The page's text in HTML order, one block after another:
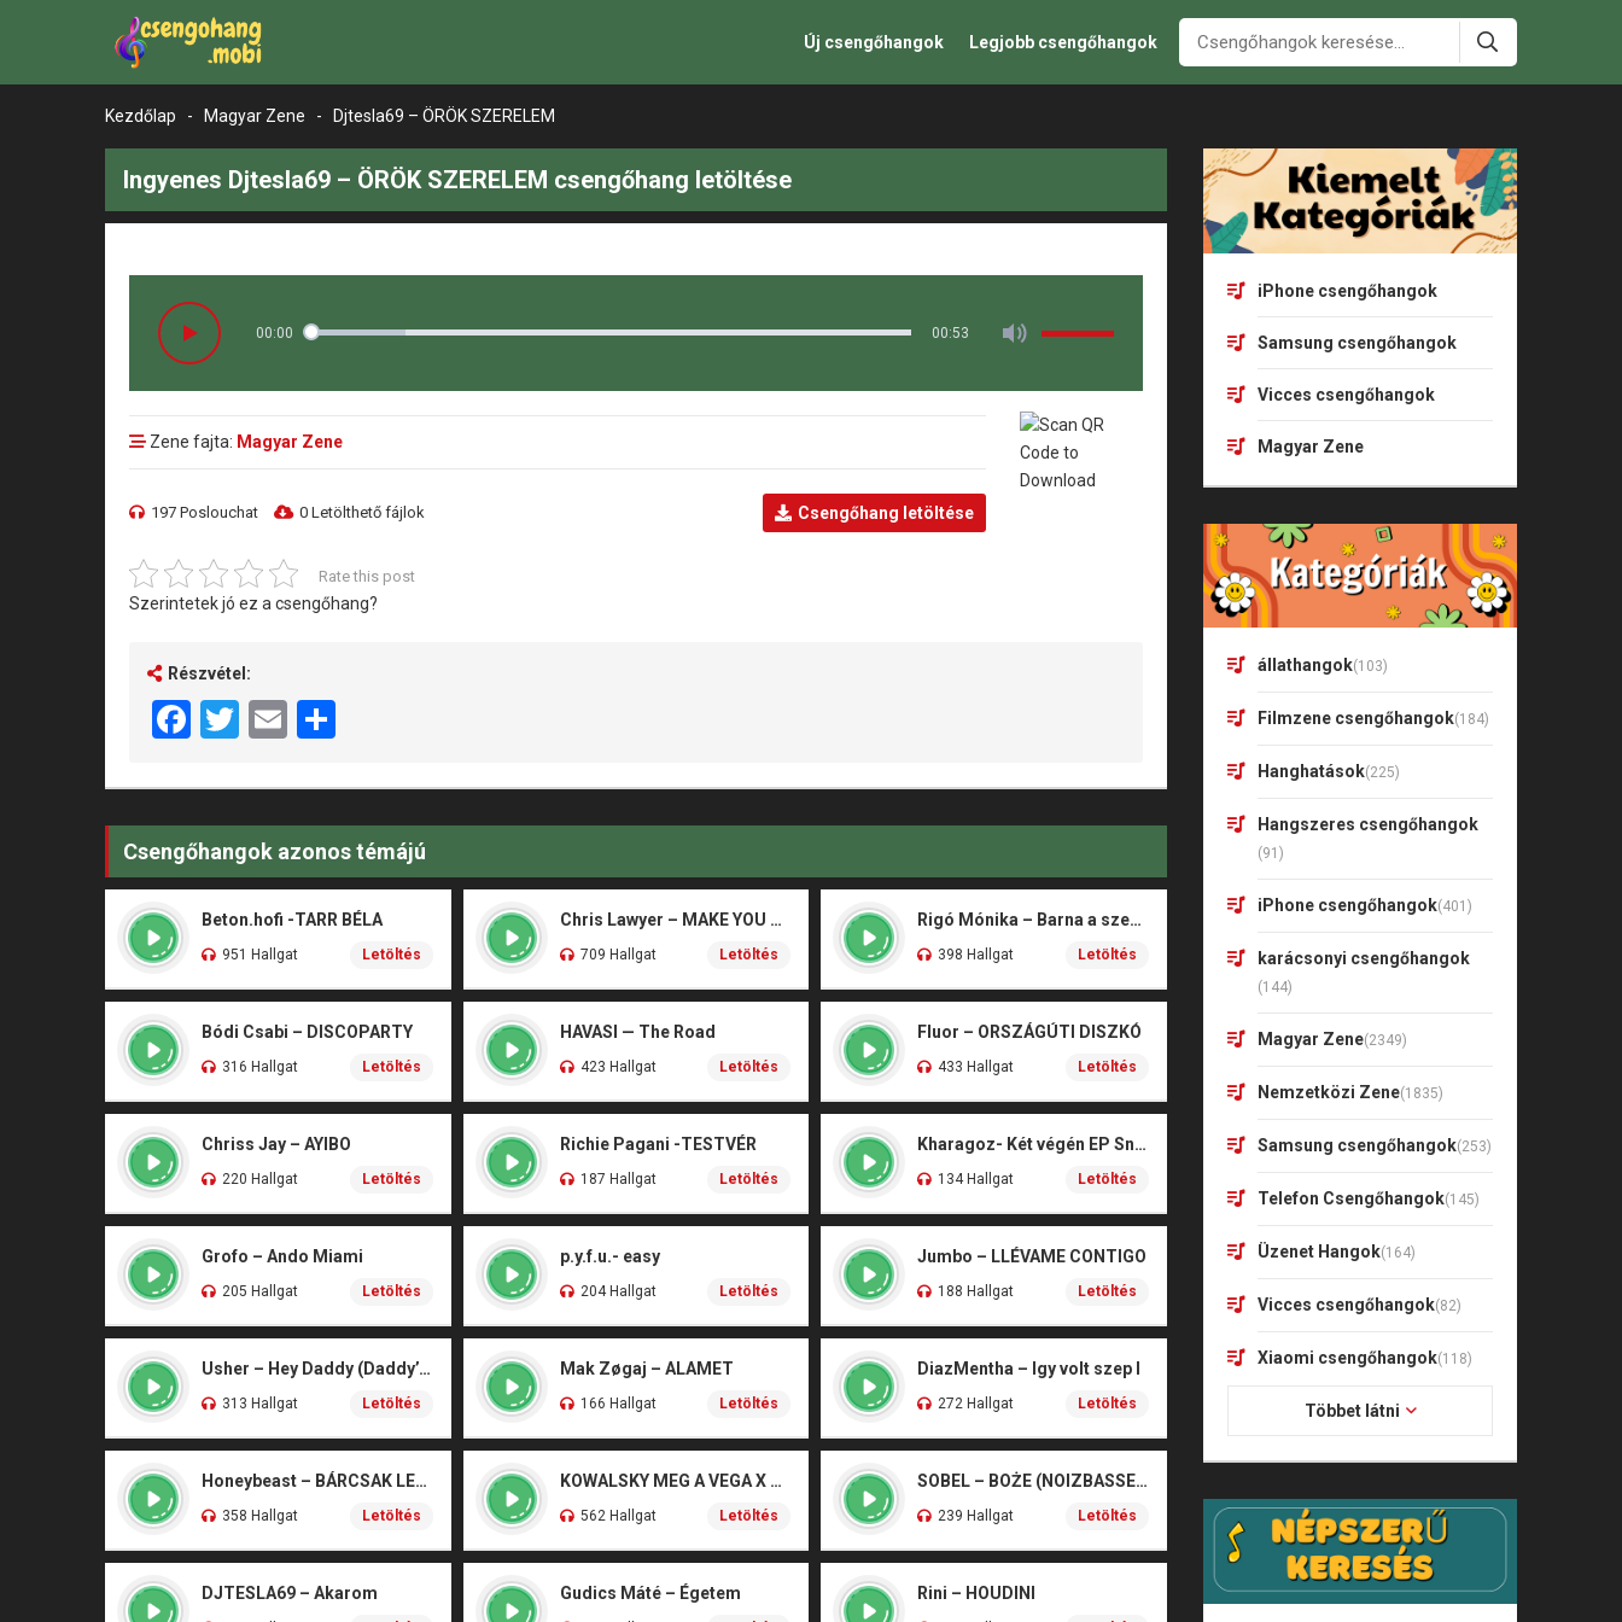
Új csengőhangok Legjobb csengőhangok
Kezdőlap - Magyar Zene - Djtesla69 – ÖRÖK SZERELEM
Ingyenes Djtesla69 – ÖRÖK SZERELEM csengőhang letöltése
00:00 00:53
Zene fajta: Magyar Zene
197 Poslouchat 0 Letölthető fájlok Csengőhang letöltése
Rate this post
Szerintetek jó ez a csengőhang?
Részvétel:
Facebook
Twitter
Email
Csengőhangok azonos témájú
Beton.hofi -TARR BÉLA
951 Hallgat Letöltés
Chris Lawyer – MAKE YOU FLY
709 Hallgat Letöltés
Rigó Mónika – Barna a szeme
398 Hallgat Letöltés
Bódi Csabi – DISCOPARTY
316 Hallgat Letöltés
HAVASI — The Road
423 Hallgat Letöltés
Fluor – ORSZÁGÚTI DISZKÓ
433 Hallgat Letöltés
Chriss Jay – AYIBO
220 Hallgat Letöltés
Richie Pagani -TESTVÉR
187 Hallgat Letöltés
Kharagoz- Két végén EP Snitt
134 Hallgat Letöltés
Grofo – Ando Miami
205 Hallgat Letöltés
p.y.f.u.- easy
204 Hallgat Letöltés
Jumbo – LLÉVAME CONTIGO
188 Hallgat Letöltés
Usher – Hey Daddy (Daddy’s Home)
313 Hallgat Letöltés
Mak Zøgaj – ALAMET
166 Hallgat Letöltés
DiazMentha – Igy volt szep I
272 Hallgat Letöltés
Honeybeast – BÁRCSAK LENNÉK
358 Hallgat Letöltés
KOWALSKY MEG A VEGA X SZEBÉNYI DANI – CSÓNAK
562 Hallgat Letöltés
SOBEL – BOŻE (NOIZBASSES REMIX)
239 Hallgat Letöltés
DJTESLA69 – Akarom Gudics Máté – Égetem Rini – HOUDINI
iPhone csengőhangok
Samsung csengőhangok
Vicces csengőhangok
Magyar Zene
állathangok(103)
Filmzene csengőhangok(184)
Hanghatások(225)
Hangszeres csengőhangok
(91)
iPhone csengőhangok(401)
karácsonyi csengőhangok
(144)
Magyar Zene(2349)
Nemzetközi Zene(1835)
Samsung csengőhangok(253)
Telefon Csengőhangok(145)
Üzenet Hangok(164)
Vicces csengőhangok(82)
Xiaomi csengőhangok(118)
Többet látni